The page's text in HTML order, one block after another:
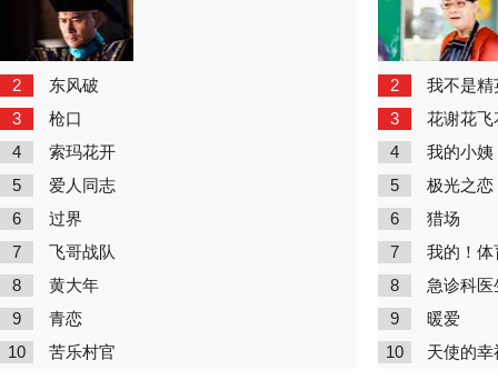
2 东风破
3 枪口
4 索玛花开
5 爱人同志
6 过界
7 飞哥战队
8 黄大年
9 青恋
10 苦乐村官
2 我不是精
3 花谢花飞
4 我的小姨
5 极光之恋
6 猎场
7 我的！体
8 急诊科医
9 暖爱
10 天使的幸